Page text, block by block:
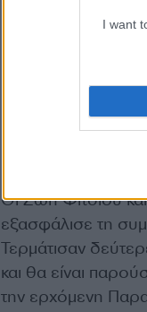
I want
παρόντες στον
κωπηλάτες
Οι Ζωή Φίτσιου
εξασφάλισε τη
Τερμάτισαν
και θα είναι
την ερχόμενη